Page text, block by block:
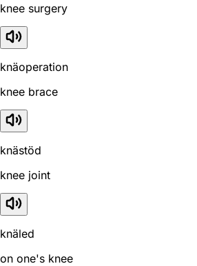
knee surgery
knäoperation
knee brace
knästöd
knee joint
knäled
on one's knee